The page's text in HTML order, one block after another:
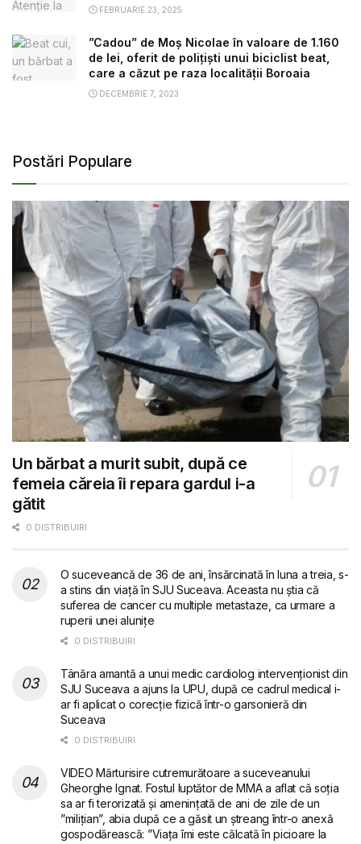
FEBRUARIE 23, 2025
”Cadou” de Moș Nicolae în valoare de 1.160
de lei, oferit de polițiști unui biciclist beat,
care a căzut pe raza localității Boroaia
DECEMBRIE 7, 2023
Postări Populare
Un bărbat a murit subit, după ce
femeia căreia îi repara gardul i-a
gătit
0 DISTRIBUIRI
O suceveancă de 36 de ani, însărcinată în luna a treia, s-
a stins din viață în SJU Suceava. Aceasta nu știa că
suferea de cancer cu multiple metastaze, ca urmare a
ruperii unei alunițe
0 DISTRIBUIRI
Tânăra amantă a unui medic cardiolog intervenționist din
SJU Suceava a ajuns la UPU, după ce cadrul medical i-
ar fi aplicat o corecție fizică într-o garsonieră din
Suceava
0 DISTRIBUIRI
VIDEO Mărturisire cutremurătoare a suceveanului
Gheorghe Ignat. Fostul luptător de MMA a aflat că soția
sa ar fi terorizată și amenințată de ani de zile de un
”milițian”, abia după ce a găsit un ștreang într-o anexă
gospodărească: ”Viața îmi este călcată în picioare la